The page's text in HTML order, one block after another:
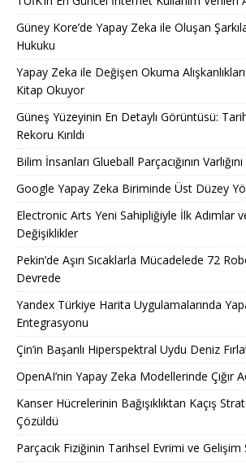
Güney Kore’de Yapay Zeka ile Oluşan
Hukuku
Yapay Zeka ile Değişen Okuma
Kitap Okuyor
Güneş Yüzeyinin En Detaylı Görüntüsü:
Rekoru Kırıldı
Bilim İnsanları Glueball Parçacığının Varlığını
Google Yapay Zeka Biriminde Üst Düzey
Electronic Arts Yeni Sahipliğiyle İlk Adımlar
Değişiklikler
Pekin’de Aşırı Sıcaklarla Mücadelede 72
Devrede
Yandex Türkiye Harita Uygulamalarında
Entegrasyonu
Çin’in Başarılı Hiperspektral Uydu Deniz
OpenAI’nin Yapay Zeka Modellerinde Çığır
Kanser Hücrelerinin Bağışıklıktan Kaçış
Çözüldü
Parçacık Fiziğinin Tarihsel Evrimi ve Gelişim